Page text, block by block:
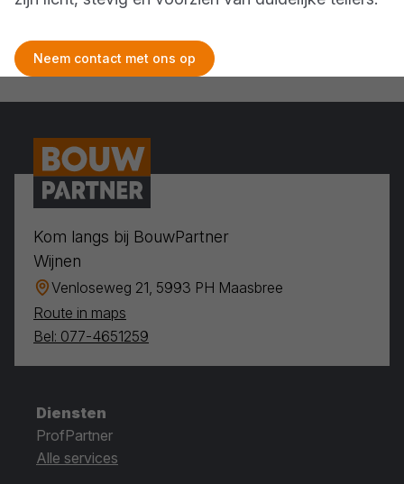
Neem contact met ons op
Kom langs bij BouwPartner
Wijnen
Venloseweg 21, 5993 PH Maasbree
Route in maps
Bel: 077-4651259
Diensten
ProfPartner
Alle services